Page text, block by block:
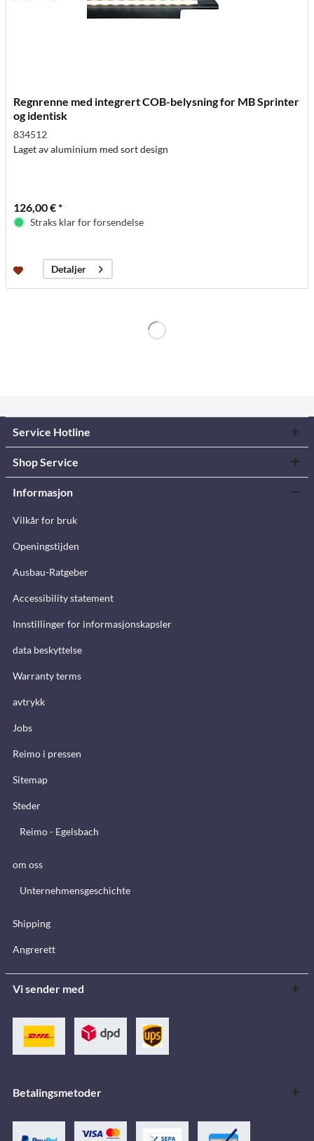
Regnrenne med integrert COB-belysning for MB Sprinter
og identisk
834512
Laget av aluminium med sort design
126,00 € *
Straks klar for forsendelse
Detaljer
Service Hotline
Shop Service
Informasjon
Vilkår for bruk
Openingstijden
Ausbau-Ratgeber
Accessibility statement
Innstillinger for informasjonskapsler
data beskyttelse
Warranty terms
avtrykk
Jobs
Reimo i pressen
Sitemap
Steder
Reimo - Egelsbach
om oss
Unternehmensgeschichte
Shipping
Angrerett
Vi sender med
Betalingsmetoder